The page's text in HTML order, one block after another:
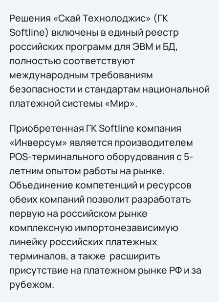
Решения «Скай Технолоджис» (ГК
Softline) включены в единый реестр
российских программ для ЭВМ и БД,
полностью соответствуют
международным требованиям
безопасности и стандартам национальной
платежной системы «Мир».
Приобретенная ГК Softline компания
«Инверсум» является производителем
POS-терминального оборудования с 5-
летним опытом работы на рынке.
Объединение компетенций и ресурсов
обеих компаний позволит разработать
первую на российском рынке
комплексную импортонезависимую
линейку российских платежных
терминалов, а также расширить
присутствие на платежном рынке РФ и за
рубежом.